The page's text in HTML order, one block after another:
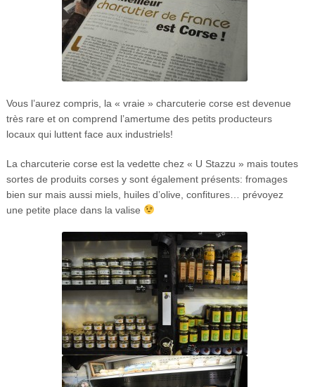
Vous l’aurez compris, la « vraie » charcuterie corse est devenue
très rare et on comprend l’amertume des petits producteurs
locaux qui luttent face aux industriels!
La charcuterie corse est la vedette chez « U Stazzu » mais toutes
sortes de produits corses y sont également présents: fromages
bien sur mais aussi miels, huiles d’olive, confitures… prévoyez
une petite place dans la valise